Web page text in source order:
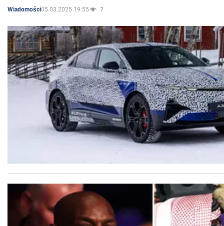
Wiadomości05.03.2025 19:55 7